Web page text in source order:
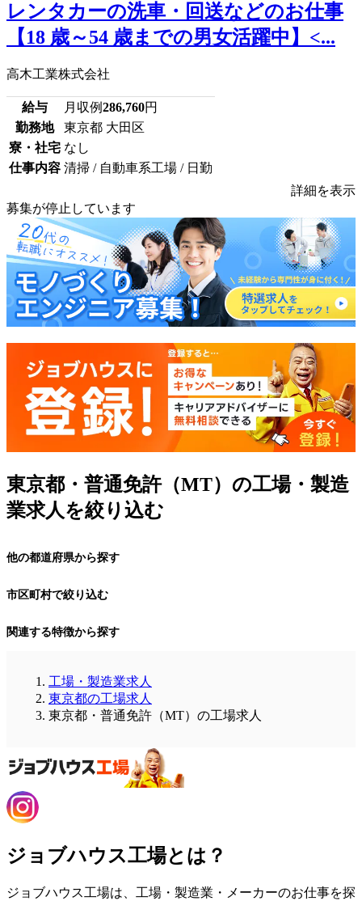
レンタカーの洗車・回送などのお仕事
【18 歳～54 歳までの男女活躍中】<...
高木工業株式会社
給与 月収例286,760円
勤務地
東京都 大田区
寮・社宅 なし
仕事内容 清掃 / 自動車系工場 / 日勤
詳細を表示
募集が停止しています
東京都・普通免許（MT）の工場・製造
業求人を絞り込む
他の都道府県から探す
市区町村で絞り込む
関連する特徴から探す
工場・製造業求人
東京都の工場求人
東京都・普通免許（MT）の工場求人
ジョブハウス工場とは？
ジョブハウス工場は、工場・製造業・メーカーのお仕事を探